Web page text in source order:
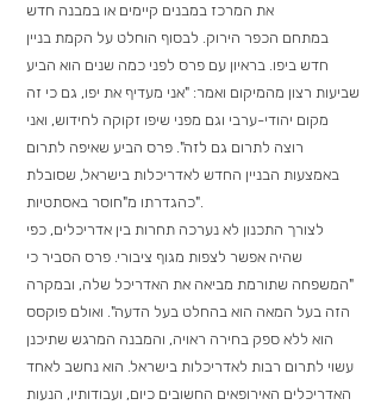
את המרכז במבנים קיימים או במבנה חדש
במתחם הכפר הירוק. לבסוף הוחלט על הקמת בניין
חדש ביפו. בראיון עם פרס לפני כמה שנים הוא הביע
שביעות רצון מהמיקום ואמר: "אני מעדיף את יפו, גם כי זה
מקום יהודי-ערבי וגם מפני שיפו זקוקה לחידוש, ואני
רוצה לתרום גם לזה". פרס הביע שאיפה לתרום
באמצעות הבניין החדש לאדריכלות בישראל, שסובלת
כהגדרתו מ"חוסר באסתטיות".
לצורך התכנון לא נערכה תחרות בין אדריכלים, כפי
שהיה אפשר לצפות מגוף ציבורי. פרס הסביר כי
"המשפחה שתורמת מביאה את האדריכל שלה, ובמקרה
הזה בעל המאה הוא בהחלט בעל הדעה". ואולם פוקסס
הוא ללא ספק בחירה ראויה, והמבנה המרגש שתיכנן
עשוי לתרום רבות לאדריכלות בישראל. הוא נחשב לאחד
האדריכלים האירופאים החשובים כיום, ועבודותיו, הנעות